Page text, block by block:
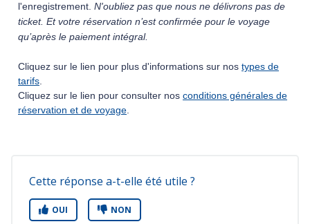
l'enregistrement. N'oubliez pas que nous ne délivrons pas de
ticket. Et votre réservation n’est confirmée pour le voyage
qu’après le paiement intégral.
Cliquez sur le lien pour plus d'informations sur nos types de
tarifs
Cliquez sur le lien pour consulter nos conditions générales de
réservation et de voyage
Cette réponse a-t-elle été utile ?
OUI NON